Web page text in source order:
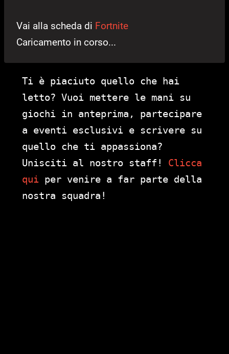
Vai alla scheda di Fortnite
Caricamento in corso...
Ti è piaciuto quello che hai
letto? Vuoi mettere le mani su
giochi in anteprima, partecipare
a eventi esclusivi e scrivere su
quello che ti appassiona?
Unisciti al nostro staff! Clicca
qui per venire a far parte della
nostra squadra!